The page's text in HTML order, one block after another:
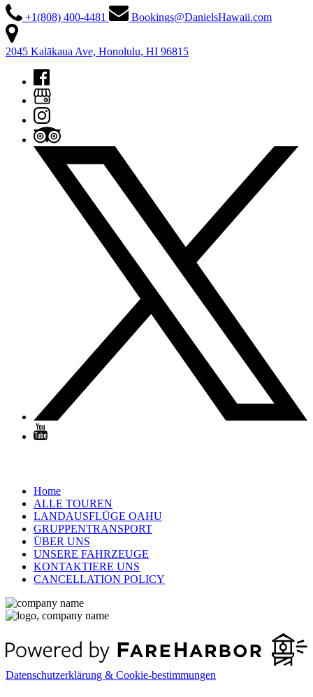
+1(808) 400-4481 Bookings@DanielsHawaii.com
2045 Kalākaua Ave, Honolulu, HI 96815
Home
ALLE TOUREN
LANDAUSFLÜGE OAHU
GRUPPENTRANSPORT
ÜBER UNS
UNSERE FAHRZEUGE
KONTAKTIERE UNS
CANCELLATION POLICY
Datenschutzerklärung & Cookie-bestimmungen